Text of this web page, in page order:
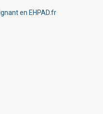
en EHPAD.fr